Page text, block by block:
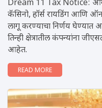
Dream 11 Tax Notice:
कॅसिनो, हॉर्स रायडिंग आणि
लागू करण्याचा निर्णय घेण्यात
तिन्ही क्षेत्रातील कंपन्यांना
आहेत.
READ MORE